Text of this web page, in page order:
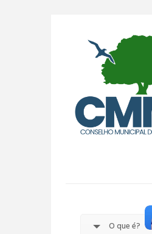
O que é?